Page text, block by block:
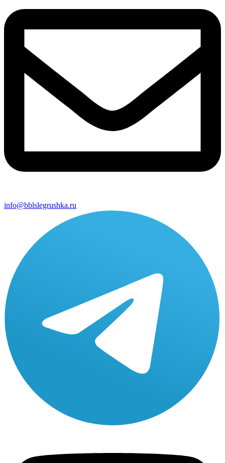
info@bblslegrushka.ru